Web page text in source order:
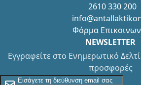
2610 330 200
Φόρμα
NEWSLETTER
Εγγραφείτε στο Ενημερωτικό
προσφορές
Εγγραφείτε στο Newsletter